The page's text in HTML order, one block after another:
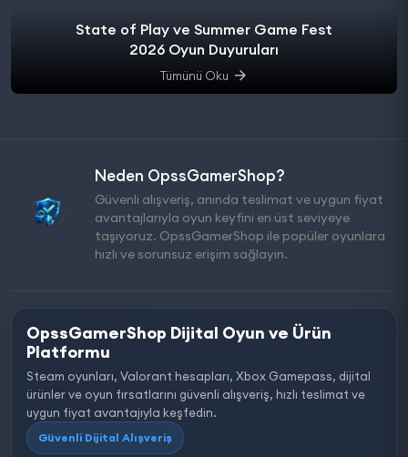
State of Play ve Summer Game Fest
2026 Oyun Duyuruları
Tümünü Oku
Neden OpssGamerShop?
Güvenli alışveriş, anında teslimat ve uygun fiyat
avantajlarıyla oyun keyfini en üst seviyeye
taşıyoruz. OpssGamerShop ile popüler oyunlara
hızlı ve sorunsuz erişim sağlayın.
OpssGamerShop Dijital Oyun ve Ürün
Platformu
Steam oyunları, Valorant hesapları, Xbox Gamepass, dijital
ürünler ve oyun fırsatlarını güvenli alışveriş, hızlı teslimat ve
uygun fiyat avantajıyla keşfedin.
Güvenli Dijital Alışveriş